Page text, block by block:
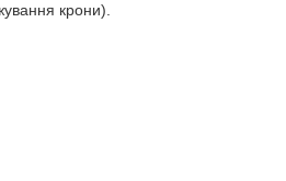
крони).